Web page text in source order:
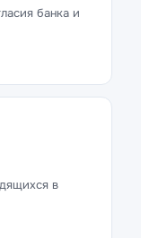
банка и
в